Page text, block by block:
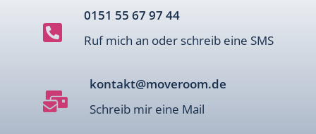

0151 55 67 97 44
Ruf mich an oder schreib eine SMS

kontakt@moveroom.de
Schreib mir eine Mail